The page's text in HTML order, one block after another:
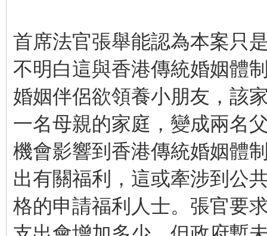
首席法官張舉能認為本案只
不明白這與香港傳統婚姻體
婚姻伴侶欲領養小朋友，該
一名母親的家庭，變成兩名
機會影響到香港傳統婚姻體
出有關福利，這或牽涉到公
格的申請福利人士。張官要